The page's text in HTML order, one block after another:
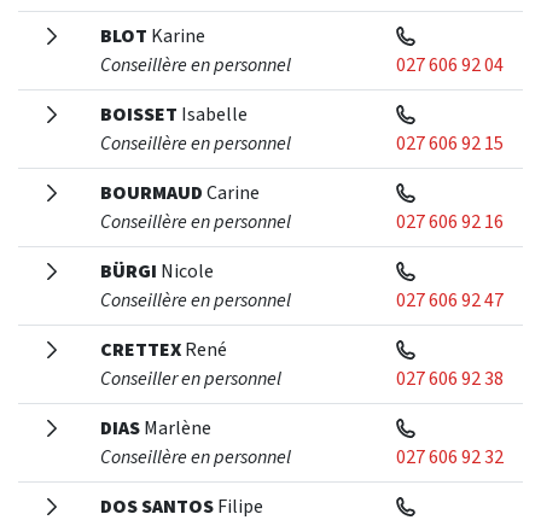
BLOT Karine
Conseillère en personnel
027 606 92 04
BOISSET Isabelle
Conseillère en personnel
027 606 92 15
BOURMAUDCarine
Conseillère en personnel
027 606 92 16
BÜRGI Nicole
Conseillère en personnel
027 606 92 47
CRETTEXRené
Conseiller en personnel
027 606 92 38
DIASMarlène
Conseillère en personnel
027 606 92 32
DOS SANTOSFilipe